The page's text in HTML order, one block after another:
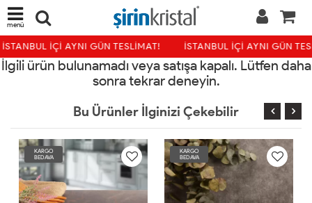
menü
İSTANBUL İÇİ AYNI GÜN TESLİMAT! İSTANBUL İÇİ AYNI GÜN
İlgili ürün bulunamadı veya satışa kapalı. Lütfen daha
sonra tekrar deneyin.
Bu Ürünler İlginizi Çekebilir
KARGO
BEDAVA
KARGO
BEDAVA